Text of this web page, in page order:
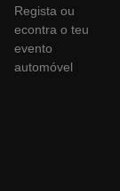
Regista ou
econtra o teu
evento
automóvel